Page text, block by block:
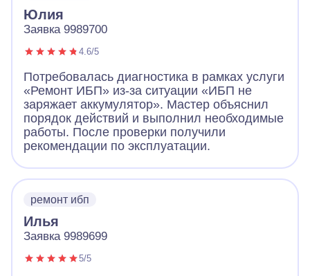
Юлия
Заявка 9989700
4.6/5
Потребовалась диагностика в рамках услуги
«Ремонт ИБП» из-за ситуации «ИБП не
заряжает аккумулятор». Мастер объяснил
порядок действий и выполнил необходимые
работы. После проверки получили
рекомендации по эксплуатации.
ремонт ибп
Илья
Заявка 9989699
5/5